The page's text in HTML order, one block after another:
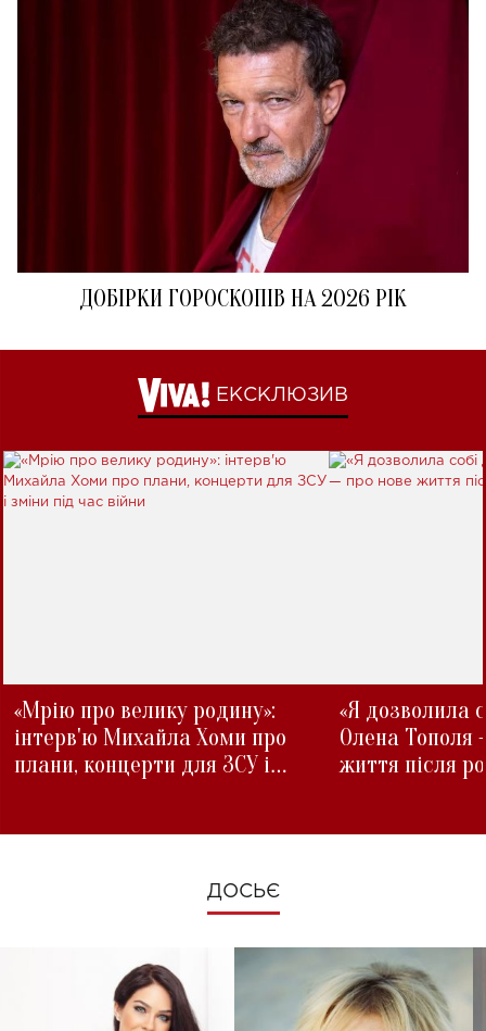
ДОБІРКИ ГОРОСКОПІВ НА 2026 РІК
ЕКСКЛЮЗИВ
«Мрію про велику родину»:
інтерв'ю Михайла Хоми про
плани, концерти для ЗСУ і
«Я дозволила
Олена Тополя
життя після
ДОСЬЄ